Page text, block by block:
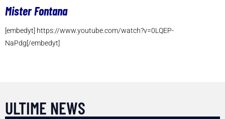
Mister Fontana
[embedyt] https://www.youtube.com/watch?v=0LQEP-
NaPdg[/embedyt]
ULTIME NEWS